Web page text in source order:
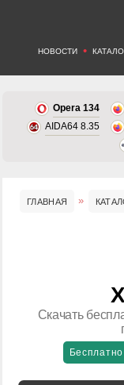
НОВОСТИ •
Opera 134
AIDA64 8.35
ГЛАВНАЯ
Скачать
Бесплатно